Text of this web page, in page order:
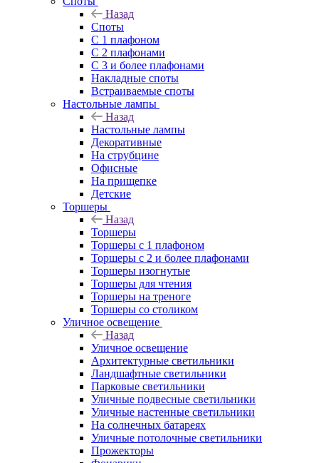
Назад
Споты
С 1 плафоном
С 2 плафонами
С 3 и более плафонами
Накладные споты
Встраиваемые споты
Настольные лампы
Назад
Настольные лампы
Декоративные
На струбцине
Офисные
На прищепке
Детские
Торшеры
Назад
Торшеры
Торшеры с 1 плафоном
Торшеры с 2 и более плафонами
Торшеры изогнутые
Торшеры для чтения
Торшеры на треноге
Торшеры со столиком
Уличное освещение
Назад
Уличное освещение
Архитектурные светильники
Ландшафтные светильники
Парковые светильники
Уличные подвесные светильники
Уличные настенные светильники
На солнечных батареях
Уличные потолочные светильники
Прожекторы